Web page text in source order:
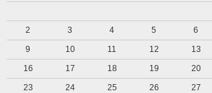
2
3 4 5 6
9
10 11 12 13
16
17 18 19 20
23
24 25 26 27